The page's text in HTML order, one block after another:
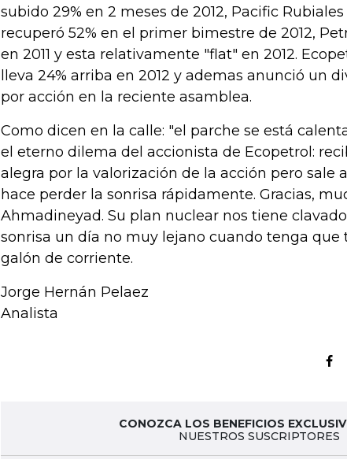
subido 29% en 2 meses de 2012, Pacific Rubiales
recuperó 52% en el primer bimestre de 2012,
en 2011 y esta relativamente "flat" en 2012.
lleva 24% arriba en 2012 y ademas anunció un
por acción en la reciente asamblea.
Como dicen en la calle: "el parche se está
el eterno dilema del accionista de Ecopetrol:
alegra por la valorización de la acción pero sale
hace perder la sonrisa rápidamente. Gracias,
Ahmadineyad. Su plan nuclear nos tiene
sonrisa un día no muy lejano cuando tenga que
galón de corriente.
Jorge Hernán Pelaez
Analista
CONOZCA LOS BENEFICIOS
NUESTROS SUSCRIPTORES